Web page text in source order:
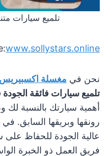
تلميع سيارات
www.sollystars.online
نحن في مغسلة
تلميع سيارات فائقة
أهمية سيارتك بالنسبة لك
رونقها وبريقها السابق.
عالية الجودة للحفاظ
فريق العمل ذو الخبرة